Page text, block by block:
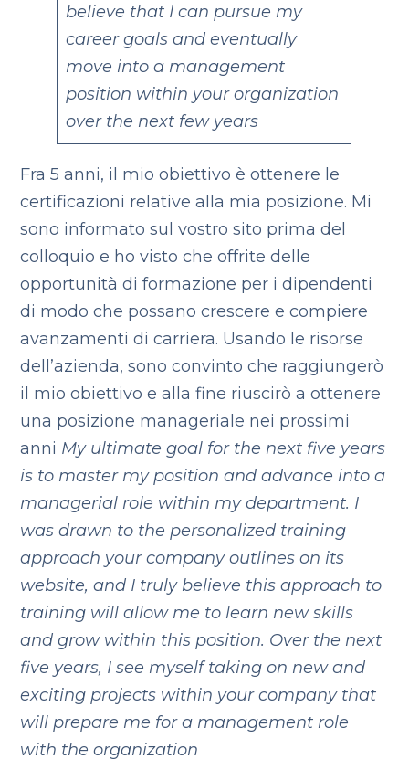
believe that I can pursue my
career goals and eventually
move into a management
position within your organization
over the next few years
Fra 5 anni, il mio obiettivo è ottenere le
certificazioni relative alla mia posizione. Mi
sono informato sul vostro sito prima del
colloquio e ho visto che offrite delle
opportunità di formazione per i dipendenti
di modo che possano crescere e compiere
avanzamenti di carriera. Usando le risorse
dell’azienda, sono convinto che raggiungerò
il mio obiettivo e alla fine riuscirò a ottenere
una posizione manageriale nei prossimi
anni My ultimate goal for the next five years
is to master my position and advance into a
managerial role within my department. I
was drawn to the personalized training
approach your company outlines on its
website, and I truly believe this approach to
training will allow me to learn new skills
and grow within this position. Over the next
five years, I see myself taking on new and
exciting projects within your company that
will prepare me for a management role
with the organization